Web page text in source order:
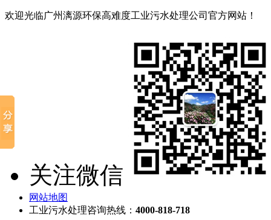
欢迎光临广州漓源环保高难度工业污水处理公司官方网站！
关注微信
网站地图
工业污水处理咨询热线： 4000-818-718